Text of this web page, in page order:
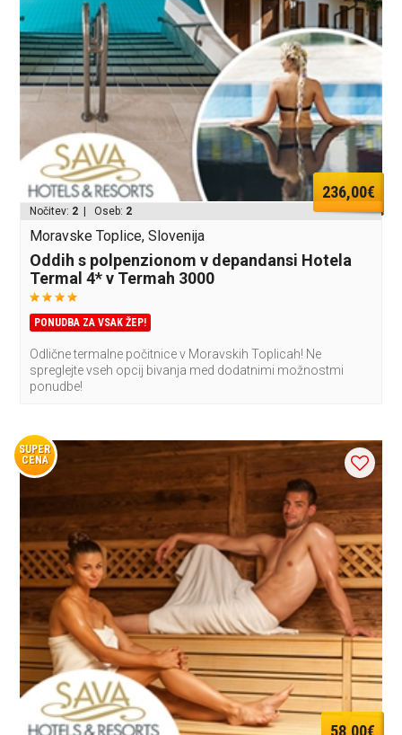
236,00€
Nočitev: 2 | Oseb: 2
Moravske Toplice, Slovenija
Oddih s polpenzionom v depandansi Hotela
Termal 4* v Termah 3000
PONUDBA ZA VSAK ŽEP!
Odlične termalne počitnice v Moravskih Toplicah! Ne
spreglejte vseh opcij bivanja med dodatnimi možnostmi
ponudbe!
SUPER
CENA
58,00€